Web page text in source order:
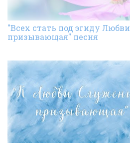
"Всех стать под эгиду Любви
призывающая" песня